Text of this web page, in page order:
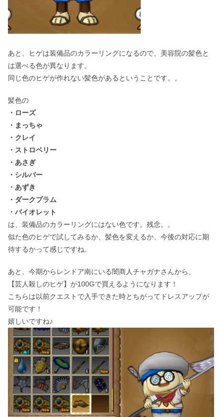
あと、ヒゲは装備品のカラーリングになるので、美容院の髪色と
は選べる色が異なります。
同じ色のヒゲが作れない髪色があるということです。。
髪色の
・ローズ
・まっちゃ
・クレイ
・ストロベリー
・あさぎ
・シルバー
・あずき
・ダークプラム
・バイオレット
は、装備品のカラーリングにはない色です。残念。。
似た色のヒゲで試してみるか、髪色を変えるか、今後の対応に期
待するかって感じですね。
あと、今期からレンドア南にいる闇商人チャガナさんから、
【芸人殺しのヒゲ】が100Gで買えるようになります！
こちらは以前クエストで入手できた時とちがってドレスアップが
可能です！
嬉しいですね♪